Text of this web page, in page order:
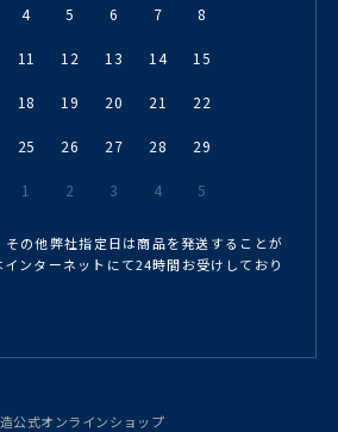
4 5 6 7 8
11 12 13 14 15
18 19 20 21 22
25 26 27 28 29
1 2 3 4 5
の他弊社指定日は商品を発送することが
ンターネットにて24時間お受けしており
公式オンラインショップ